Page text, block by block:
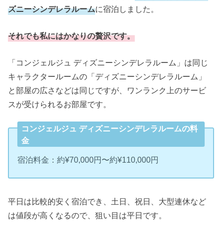
ズニーシンデレラルームに宿泊しました。
それでも私にはかなりの贅沢です。
「コンジェルジュ ディズニーシンデレラルーム」は同じ
キャラクタールームの「ディズニーシンデレラルーム」
と部屋の広さなどは同じですが、ワンランク上のサービ
スが受けられるお部屋です。
コンジェルジュ ディズニーシンデレラルームの料
金
宿泊料金：約¥70,000円〜約¥110,000円
平日は比較的安く宿泊でき、土日、祝日、大型連休など
は値段が高くなるので、狙い目は平日です。